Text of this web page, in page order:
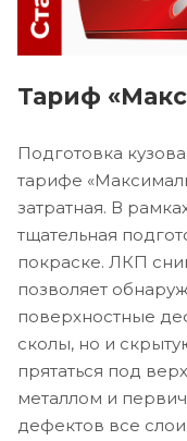
Тариф
Подготовка
тарифе
затратная. В
тщательная
покраске. ЛКП
позволяет
поверхностные
сколы, но и
прятаться под
металлом и
дефектов все